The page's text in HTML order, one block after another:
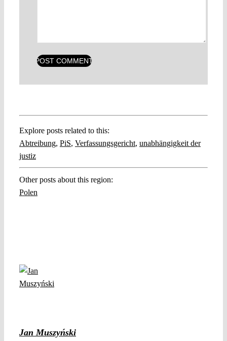
Explore posts related to this:
Abtreibung, PiS, Verfassungsgericht, unabhängigkeit der
justiz
Other posts about this region:
Polen
Jan Muszyński